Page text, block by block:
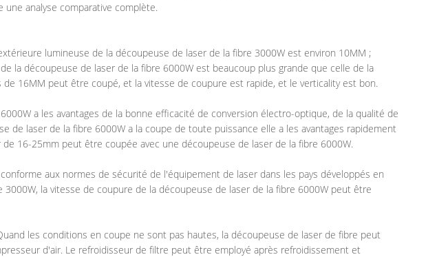
analyse comparative complète.
lumineuse de la découpeuse de laser de la fibre 3000W est environ 10MM ;
la découpeuse de laser de la fibre 6000W est beaucoup plus grande que celle de la
16MM peut être coupé, et la vitesse de coupure est rapide, et le verticality est bon.
a les avantages de la bonne efficacité de conversion électro-optique, de la qualité de
laser de la fibre 6000W a la coupe de toute puissance elle a les avantages rapidement
16-25mm peut être coupée avec une découpeuse de laser de la fibre 6000W.
aux normes de sécurité de l'équipement de laser dans les pays développés en
la vitesse de coupure de la découpeuse de laser de la fibre 6000W peut être
les conditions en coupe ne sont pas hautes, la découpeuse de laser de fibre peut
d'air. Le refroidisseur de filtre peut être employé après refroidissement et